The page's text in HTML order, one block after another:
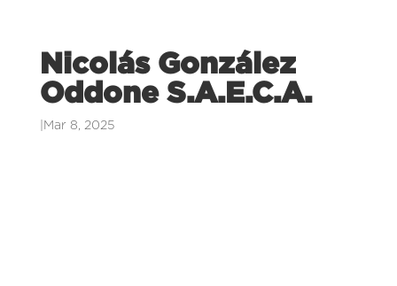
Nicolás González
Oddone S.A.E.C.A.
Mar 8, 2025